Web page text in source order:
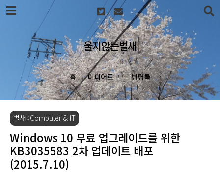
본문 바로가기
울지않는벌새
홈 미디어로그 방명록
벌새::Computer & IT
Windows 10 무료 업그레이드를 위한
KB3035583 2차 업데이트 배포
(2015.7.10)